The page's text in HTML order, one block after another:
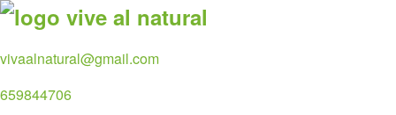
Skip
content
vivaalnatural@gmail.com
659844706